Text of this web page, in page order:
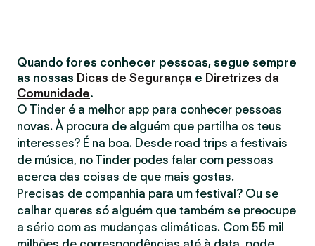
Quando fores conhecer pessoas, segue sempre
as nossas Dicas de Segurança e Diretrizes da
Comunidade.
O Tinder é a melhor app para conhecer pessoas
novas. À procura de alguém que partilha os teus
interesses? É na boa. Desde road trips a festivais
de música, no Tinder podes falar com pessoas
acerca das coisas de que mais gostas.
Precisas de companhia para um festival? Ou se
calhar queres só alguém que também se preocupe
a sério com as mudanças climáticas. Com 55 mil